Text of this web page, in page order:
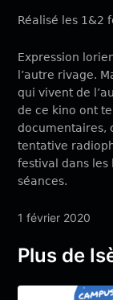
Réalisé les 1&2
Expression
l’autre rivage.
qui vivent de
de ce kinoont
documentaires,
tentative
festival dans les
séances.
1 février 2020
Plus de